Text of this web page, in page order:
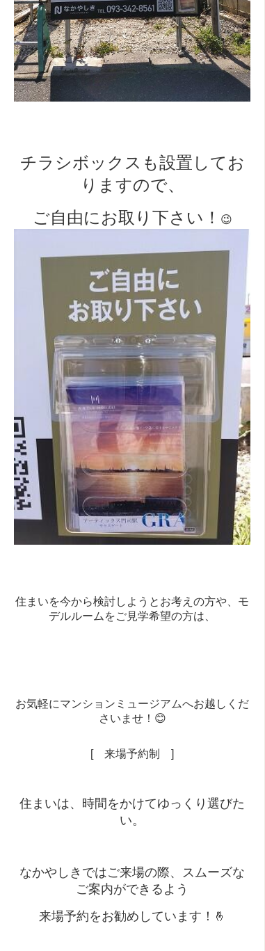
チラシボックスも設置してお
りますので、
ご自由にお取り下さい！
😉
住まいを今から検討しようとお考えの方や、モ
デルルームをご見学希望の方は、
お気軽にマンションミュージアムへお越しくだ
さいませ！😊
[ 来場予約制 ]
住まいは、時間をかけてゆっくり選びた
い。
なかやしきではご来場の際、スムーズな
ご案内ができるよう
来場予約をお勧めしています！
🤞